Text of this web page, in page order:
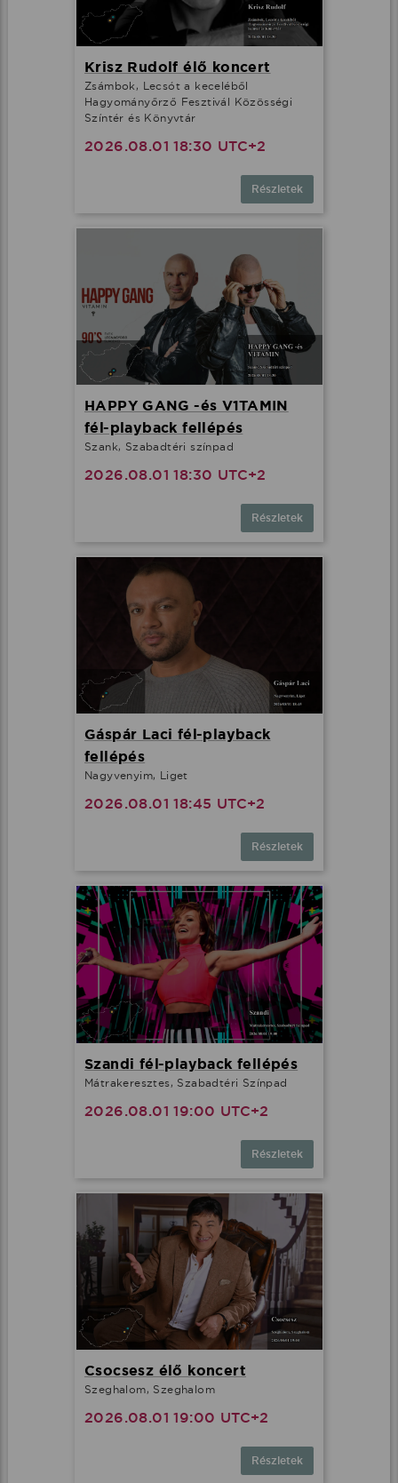
Krisz Rudolf élő koncert
Zsámbok, Lecsót a keceléből
Hagyományőrző Fesztivál Közösségi
Színtér és Könyvtár
2026.08.01 18:30 UTC+2
Részletek
HAPPY GANG -és V1TAMIN
fél-playback fellépés
Szank, Szabadtéri színpad
2026.08.01 18:30 UTC+2
Részletek
Gáspár Laci fél-playback
fellépés
Nagyvenyim, Liget
2026.08.01 18:45 UTC+2
Részletek
Szandi fél-playback fellépés
Mátrakeresztes, Szabadtéri Színpad
2026.08.01 19:00 UTC+2
Részletek
Csocsesz élő koncert
Szeghalom, Szeghalom
2026.08.01 19:00 UTC+2
Részletek